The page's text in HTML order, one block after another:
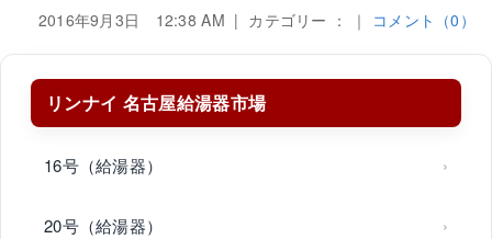
2016年9月3日 12:38 AM | カテゴリー ： ｜ コメント（0）
リンナイ 名古屋給湯器市場
16号（給湯器）
20号（給湯器）